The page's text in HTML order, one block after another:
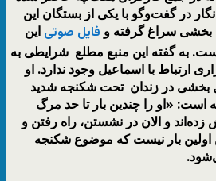
در گفت‌وگو با یکی از بستگان‌ این
بخشی سراغ گرفته و فایل صوتی این
به گفته این منبع مطلع شرایطی به
ارتباط با اسماعیل وجود ندارد. او
بخشی در زندان تحت شکنجه شدید
«او را چندین بار تا حد مرگ
زده‌اند و الان در نشستن، راه رفتن و
اولین بار نیست که موضوع شکنجه